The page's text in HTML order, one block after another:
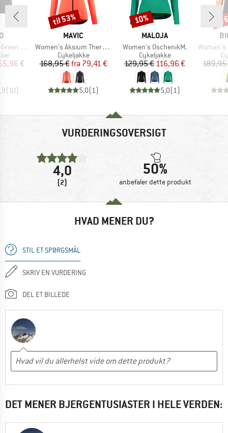
pris
€
(10)
MÆRKE
MAVIC
Artikel
Women's Aksium Thermo Jacket
Produktgruppe
Cykeljakke
Pris
168,95 € Nedsat pris
fra 79,41 €
5,0(1)
Rabat
til 53%
MÆRKE
MALOJA
Artikel
Women's OschenikM.
Produktgruppe
Cykeljakke
Pris
129,95 €Nedsat pris
116,96 €
5,0(1)
Rabat
10%
Artikel
Women's Vesper
189,95
VURDERINGSOVERSIGT
4,0
(2)
50%
anbefaler dette produkt
HVAD MENER DU?
STIL ET SPØRGSMÅL
SKRIV EN VURDERING
DEL ET BILLEDE
DET MENER BJERGENTUSIASTER I HELE VERDEN: